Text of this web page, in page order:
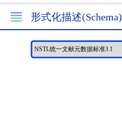
形式化描述(Schema)